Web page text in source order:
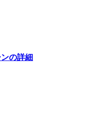
の詳細